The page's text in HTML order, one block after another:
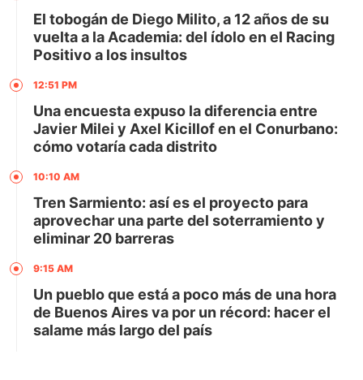
El tobogán de Diego Milito, a 12 años de su
vuelta a la Academia: del ídolo en el Racing
Positivo a los insultos
12:51 PM
Una encuesta expuso la diferencia entre
Javier Milei y Axel Kicillof en el Conurbano:
cómo votaría cada distrito
10:10 AM
Tren Sarmiento: así es el proyecto para
aprovechar una parte del soterramiento y
eliminar 20 barreras
9:15 AM
Un pueblo que está a poco más de una hora
de Buenos Aires va por un récord: hacer el
salame más largo del país